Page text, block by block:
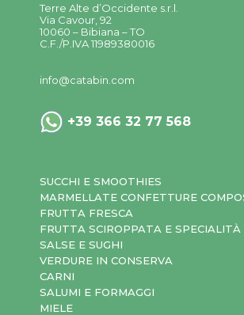
Terre Alte d’Occidente s.r.l.
Via Cavour, 92
10060 – Bibiana – TO
C.F./P.IVA 11989380016
info@catabin.com
+39 366 32 77 568
SUCCHI E SMOOTHIES
MARMELLATE CONFETTURE
FRUTTA FRESCA
FRUTTA SCIROPPATA E SPECIALITÀ
SALSE E SUGHI
VERDURE IN CONSERVA
CARNI
SALUMI E FORMAGGI
MIELE